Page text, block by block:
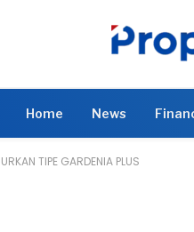
Home News
TIPE GARDENIA PLUS